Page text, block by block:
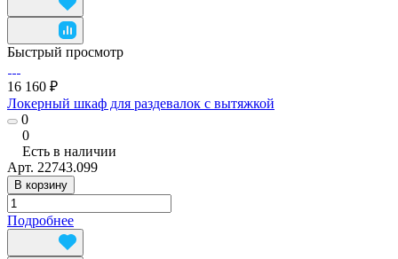
Быстрый просмотр
16 160 ₽
Локерный шкаф для раздевалок с вытяжкой
0
0
Есть в наличии
Арт. 22743.099
В корзину
Подробнее